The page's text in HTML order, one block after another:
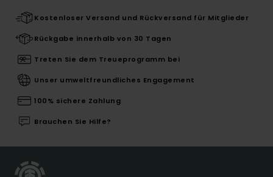
Kostenloser Versand und Rückversand für Mitglieder
Rückgabe innerhalb von 30 Tagen
Treten Sie dem Treueprogramm bei
Unser umweltfreundliches Engagement
100% sichere Zahlung
Brauchen Sie Hilfe?